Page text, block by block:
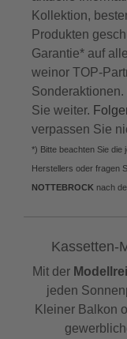
Kollektion,
Produkten
Garantie* auf
weinor TOP-
Sie weiter.
verpassen Sie
*) Bitte beachten Sie die
Herstellers oder fragen
NOTTEBROCK nach
Kassetten-
Mit der
jeden
Kleiner Balkon